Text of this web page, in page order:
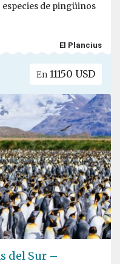
de pingüinos
El Plancius
En 11150 USD
del Sur –